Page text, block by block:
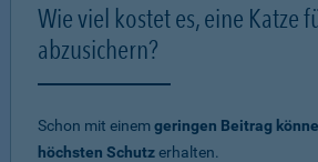
Wie viel kostet es, eine Katze
abzusichern?
Schon mit einemgeringen Beitrag
höchsten Schutzerhalten.